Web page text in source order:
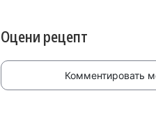
Оцени рецепт
Комментировать